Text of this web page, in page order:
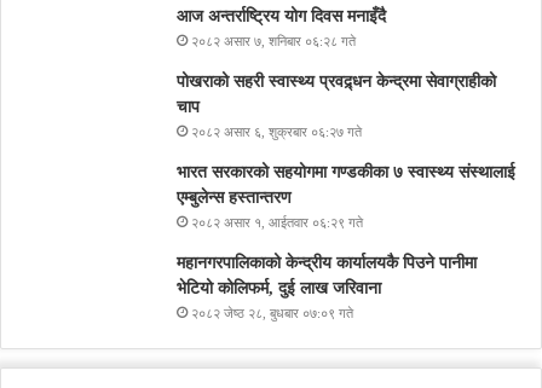
आज अन्तर्राष्ट्रिय योग दिवस मनाइँदै
२०८२ असार ७, शनिबार ०६:२८ गते
पोखराको सहरी स्वास्थ्य प्रवद्र्धन केन्द्रमा सेवाग्राहीको
चाप
२०८२ असार ६, शुक्रबार ०६:२७ गते
भारत सरकारको सहयोगमा गण्डकीका ७ स्वास्थ्य संस्थालाई
एम्बुलेन्स हस्तान्तरण
२०८२ असार १, आईतवार ०६:२९ गते
महानगरपालिकाको केन्द्रीय कार्यालयकै पिउने पानीमा
भेटियो कोलिफर्म, दुई लाख जरिवाना
२०८२ जेष्ठ २८, बुधबार ०७:०९ गते